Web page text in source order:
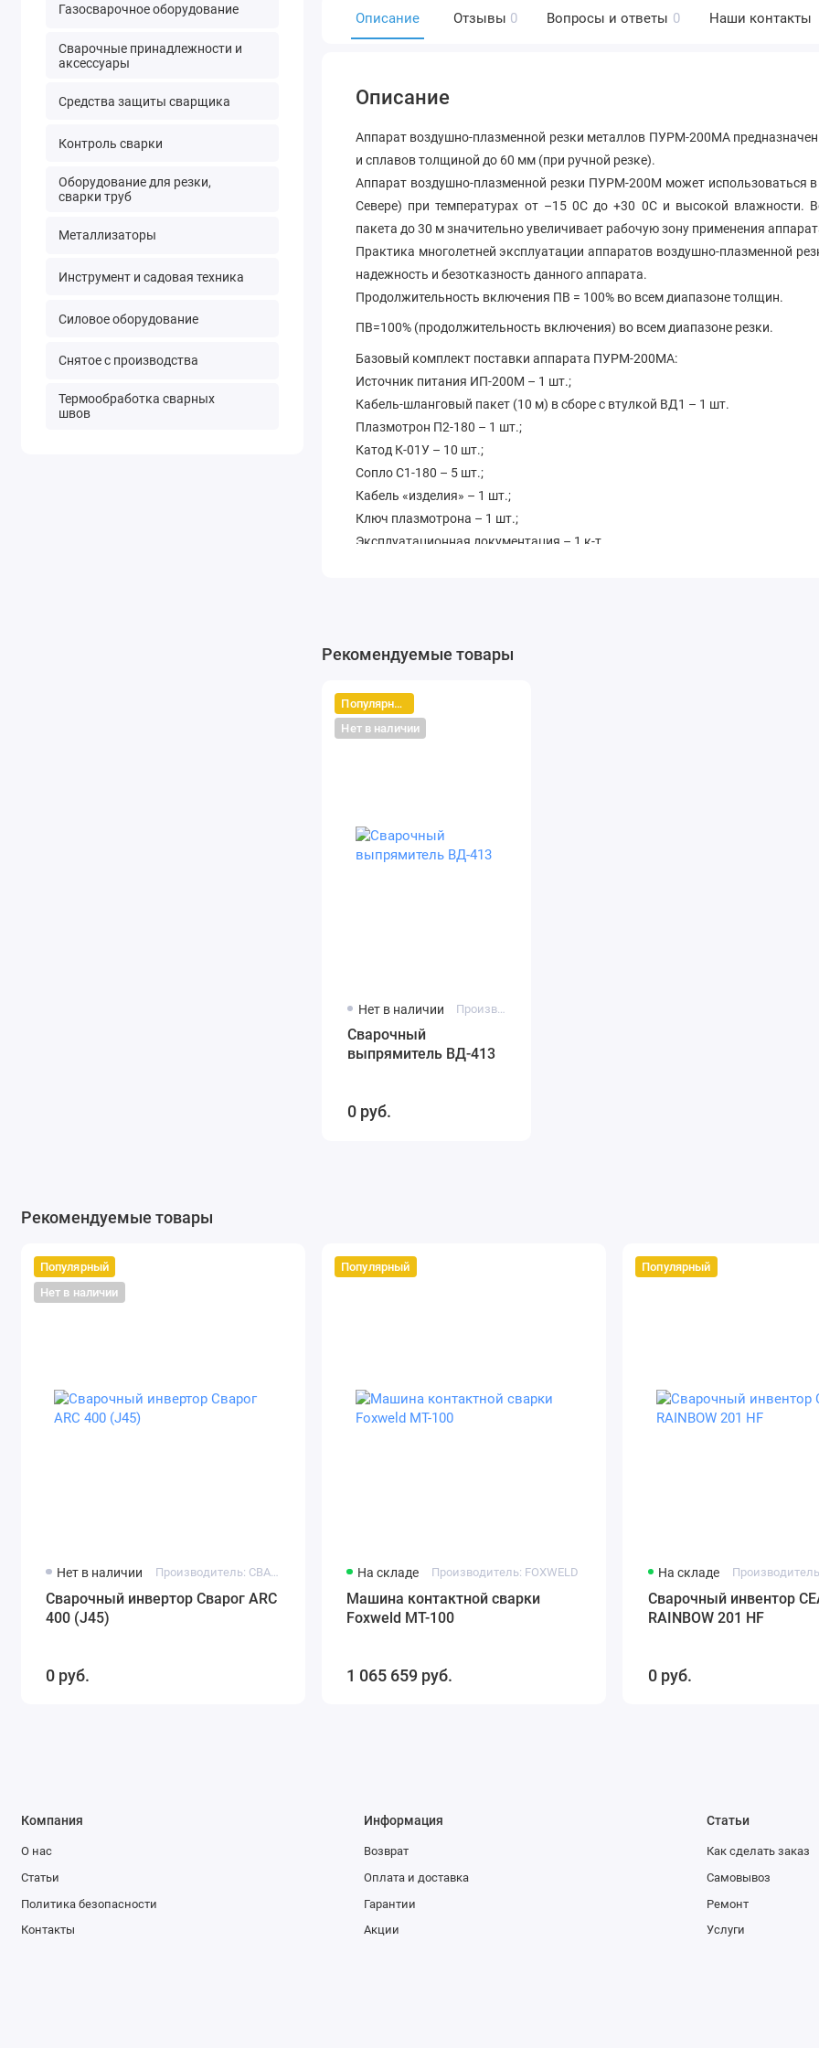
Газосварочное оборудование
Сварочные принадлежности и
аксессуары
Средства защиты сварщика
Контроль сварки
Оборудование для резки,
сварки труб
Металлизаторы
Инструмент и садовая техника
Силовое оборудование
Снятое с производства
Термообработка сварных
швов
Описание Отзывы 0 Вопросы и ответы 0 Наши контакты
Описание
Аппарат воздушно-плазменной резки металлов ПУРМ-200МА
и сплавов толщиной до 60 мм (при ручной резке).
Аппарат воздушно-плазменной резки ПУРМ-200М может использоваться
Севере) при температурах от –15 0С до +30 0С и высокой влажности.
пакета до 30 м значительно увеличивает рабочую зону применения
Практика многолетней эксплуатации аппаратов воздушно-плазменной
надежность и безотказность данного аппарата.
Продолжительность включения ПВ = 100% во всем диапазоне толщин.
ПВ=100% (продолжительность включения) во всем диапазоне резки.
Базовый комплект поставки аппарата ПУРМ-200МА:
Источник питания ИП-200М – 1 шт.;
Кабель-шланговый пакет (10 м) в сборе с втулкой ВД1 – 1 шт.
Плазмотрон П2-180 – 1 шт.;
Катод К-01У – 10 шт.;
Сопло С1-180 – 5 шт.;
Кабель «изделия» – 1 шт.;
Ключ плазмотрона – 1 шт.;
Эксплуатационная документация – 1 к-т.
Рекомендуемые товары
Популярный
Нет в наличии
Нет в наличии Производитель: ЭТА
Сварочный
выпрямитель ВД-413
0 руб.
Рекомендуемые товары
Популярный
Нет в наличии
Нет в наличии Производитель: СВАРОГ
Сварочный инвертор Сварог ARC
400 (J45)
0 руб.
Популярный
На складе Производитель: FOXWELD
Машина контактной сварки
Foxweld MT-100
1 065 659 руб.
Популярный
На складе
Сварочный инвентор
RAINBOW 201 HF
0 руб.
Компания
О нас
Статьи
Политика безопасности
Контакты
Информация
Возврат
Оплата и доставка
Гарантии
Акции
Статьи
Как сделать заказ
Самовывоз
Ремонт
Услуги